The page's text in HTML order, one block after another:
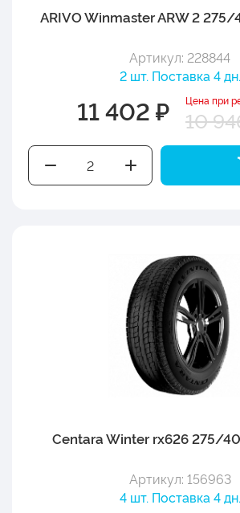
ARIVO Winmaster ARW 2
Артикул: 228844
2 шт. Поставка 4 дн.
11 402 ₽ Цена при
10
Centara Winter rx626 275/
Артикул: 156963
4 шт. Поставка 4 дн.